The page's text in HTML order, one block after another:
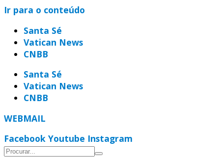
Ir para o conteúdo
Santa Sé
Vatican News
CNBB
Santa Sé
Vatican News
CNBB
WEBMAIL
Facebook Youtube Instagram